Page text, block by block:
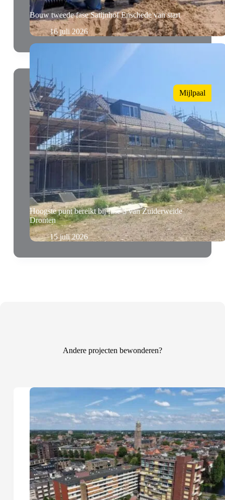
Bouw tweede fase Satijnhof Enschede van start
16 juli 2026
Mijlpaal
Hoogste punt bereikt bij fase 3 van Zuiderweide
Dronten
15 juli 2026
Andere projecten bewonderen?